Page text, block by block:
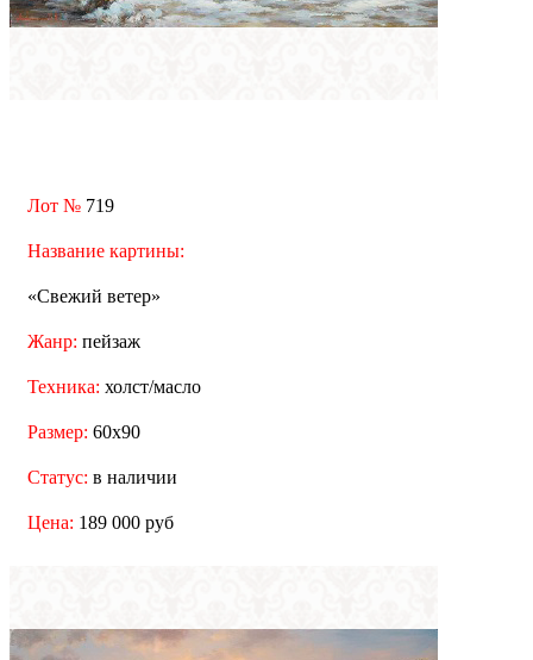
Лот № 719
Название картины:
«Свежий ветер»
Жанр: пейзаж
Техника: холст/масло
Размер: 60x90
Статус: в наличии
Цена: 189 000 руб